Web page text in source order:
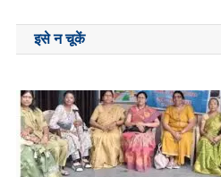
navigation
इसे न चूकें